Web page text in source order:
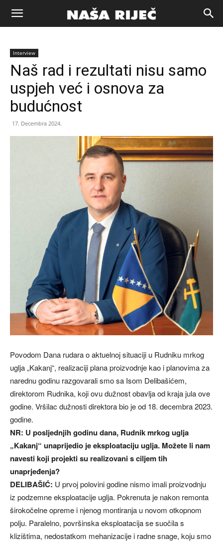
Naša
riječ
Zenica
Interview
Naš rad i rezultati nisu samo
uspjeh već i osnova za
budućnost
17. Decembra 2024.
Povodom Dana rudara o aktuelnoj situaciji u Rudniku mrkog
uglja „Kakanj“, realizaciji plana proizvodnje kao i planovima za
narednu godinu razgovarali smo sa Isom Delibašićem,
direktorom Rudnika, koji ovu dužnost obavlja od kraja jula ove
godine. Vršilac dužnosti direktora bio je od 18. decembra 2023.
godine.
NR: U posljednjih godinu dana, Rudnik mrkog uglja
„Kakanj“ unaprijedio je eksploataciju uglja. Možete li nam
navesti koji projekti su realizovani s ciljem tih
unaprjeđenja?
DELIBAŠIĆ: U prvoj polovini godine nismo imali proizvodnju
iz podzemne eksploatacije uglja. Pokrenuta je nakon remonta
širokočelne opreme i njenog montiranja u novom otkopnom
polju. Paralelno, površinska eksploatacija se suočila s
klizištima, nedostatkom mehanizacije i radne snage, koju smo